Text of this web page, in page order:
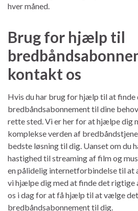
hver måned.
Brug for hjælp til
kontakt os
Hvis du har brug for hjælp til at finde
bredbåndsabonnement til dine
rette sted. Vi er her for at hjælpe dig
komplekse verden af
bedste løsning til dig. Uanset om du
hastighed til streaming af film og
en pålidelig internetforbindelse til at
vi hjælpe dig med at finde det rigtige
os i dag for at få hjælp til at vælge
bredbåndsabonnement til dig.